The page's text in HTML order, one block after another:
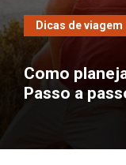
Dicas de viagem
Como
Passo a